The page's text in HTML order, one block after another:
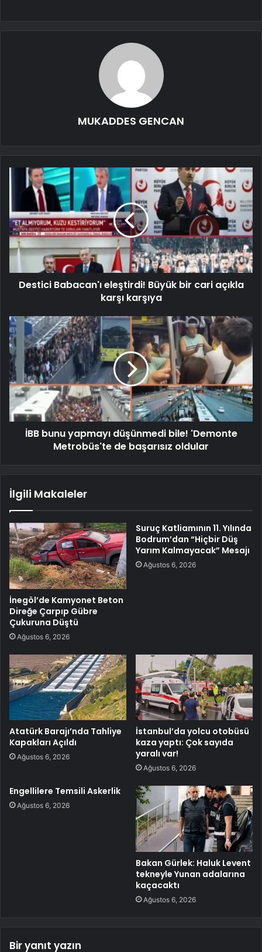
MUKADDES GENCAN
Destici Babacan'ı eleştirdi! Büyük bir cari açıkla
karşı karşıya
İBB bunu yapmayı düşünmedi bile! 'Demonte
Metrobüs'te de başarısız oldular
İlgili Makaleler
İnegöl’de Kamyonet Beton
Direğe Çarpıp Gübre
Çukuruna Düştü
Ağustos 6, 2026
Suruç Katliamının 11. Yılında
Bodrum’dan “Hiçbir Düş
Yarım Kalmayacak” Mesajı
Ağustos 6, 2026
Atatürk Barajı’nda Tahliye
Kapakları Açıldı
Ağustos 6, 2026
İstanbul’da yolcu otobüsü
kaza yaptı: Çok sayıda
yaralı var!
Ağustos 6, 2026
Engellilere Temsili Askerlik
Ağustos 6, 2026
Bakan Gürlek: Haluk Levent
tekneyle Yunan adalarına
kaçacaktı
Ağustos 6, 2026
Bir yanıt yazın